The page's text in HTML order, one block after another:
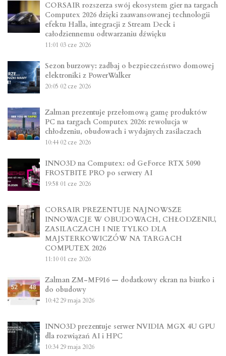
CORSAIR rozszerza swój ekosystem gier na targach
Computex 2026 dzięki zaawansowanej technologii
efektu Halla, integracji z Stream Deck i
całodziennemu odtwarzaniu dźwięku
11:01 03 cze 2026
Sezon burzowy: zadbaj o bezpieczeństwo domowej
elektroniki z PowerWalker
20:05 02 cze 2026
Zalman prezentuje przełomową gamę produktów
PC na targach Computex 2026: rewolucja w
chłodzeniu, obudowach i wydajnych zasilaczach
10:44 02 cze 2026
INNO3D na Computex: od GeForce RTX 5090
FROSTBITE PRO po serwery AI
19:58 01 cze 2026
CORSAIR PREZENTUJE NAJNOWSZE
INNOWACJE W OBUDOWACH, CHŁODZENIU,
ZASILACZACH I NIE TYLKO DLA
MAJSTERKOWICZÓW NA TARGACH
COMPUTEX 2026
11:10 01 cze 2026
Zalman ZM-MF916 — dodatkowy ekran na biurko i
do obudowy
10:42 29 maja 2026
INNO3D prezentuje serwer NVIDIA MGX 4U GPU
dla rozwiązań AI i HPC
10:34 29 maja 2026